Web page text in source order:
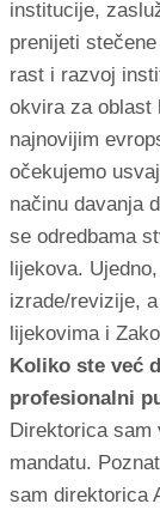
institucije,
prenijeti
rast i razvoj
okvira za oblast
najnovijim
očekujemo
načinu davanja
se odredbama
lijekova.
izrade/revizije,
lijekovima i
Koliko ste već
profesionalni
Direktorica sam
mandatu.
sam direktorica